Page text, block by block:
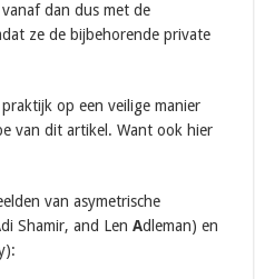
dan dus met de
ze de bijbehorende private
op een veilige manier
van dit artikel. Want ook hier
van asymetrische
di Shamir, and LenAdleman) en